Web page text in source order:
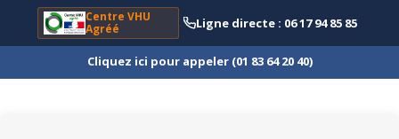
Centre VHU
Agréé
Ligne directe : 06 17 94 85 85
Cliquez ici pour appeler (01 83 64 20 40)